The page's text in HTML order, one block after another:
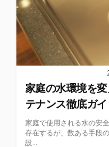
家庭の水環境を
テナンス徹底ガ
家庭で使用される水の安
存在するが、数ある手段
設...